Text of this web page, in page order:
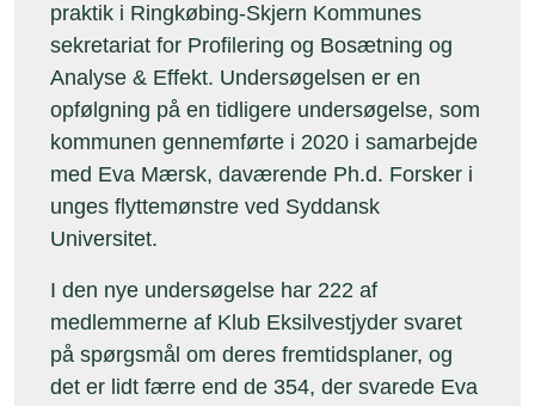
praktik i Ringkøbing-Skjern Kommunes
sekretariat for Profilering og Bosætning og
Analyse & Effekt. Undersøgelsen er en
opfølgning på en tidligere undersøgelse, som
kommunen gennemførte i 2020 i samarbejde
med Eva Mærsk, daværende Ph.d. Forsker i
unges flyttemønstre ved Syddansk
Universitet.
I den nye undersøgelse har 222 af
medlemmerne af Klub Eksilvestjyder svaret
på spørgsmål om deres fremtidsplaner, og
det er lidt færre end de 354, der svarede Eva